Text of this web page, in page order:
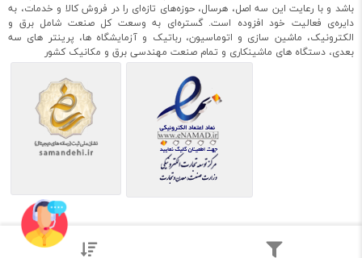
باشد و با رعایت این سه اصل، هرسال، حوزه‌های تازه‌ای را در فروش کالا و خدمات، به
دایره‌ی فعالیت خود افزوده است. گستره‌ای به وسعت کل صنعت شامل برق و
الکترونیک، ماشین سازی و اتوماسیون، رباتیک و آزمایشگاه ها، پرینتر های سه
بعدی، دستگاه های ماشینکاری و تمام صنعت مهندسی برق و مکانیک کشور